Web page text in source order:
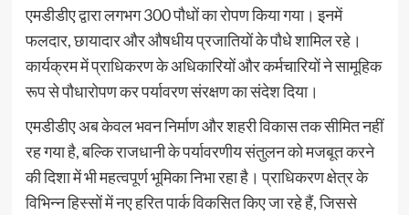
एमडीडीए द्वारा लगभग 300 पौधों का रोपण किया गया। इनमें
फलदार, छायादार और औषधीय प्रजातियों के पौधे शामिल रहे।
कार्यक्रम में प्राधिकरण के अधिकारियों और कर्मचारियों ने सामूहिक
रूप से पौधारोपण कर पर्यावरण संरक्षण का संदेश दिया।
एमडीडीए अब केवल भवन निर्माण और शहरी विकास तक सीमित नहीं
रह गया है, बल्कि राजधानी के पर्यावरणीय संतुलन को मजबूत करने
की दिशा में भी महत्वपूर्ण भूमिका निभा रहा है। प्राधिकरण क्षेत्र के
विभिन्न हिस्सों में नए हरित पार्क विकसित किए जा रहे हैं, जिससे